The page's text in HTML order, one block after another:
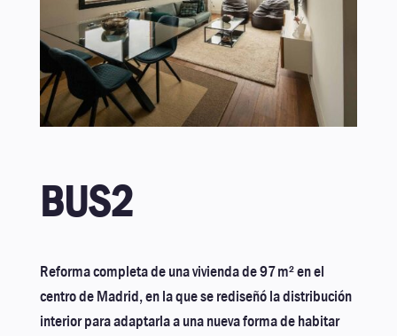
BUS2
Reforma completa de una vivienda de 97 m² en el
centro de Madrid, en la que se rediseñó la distribución
interior para adaptarla a una nueva forma de habitar